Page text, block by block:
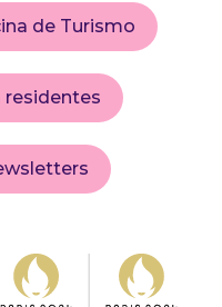
de Turismo
residentes